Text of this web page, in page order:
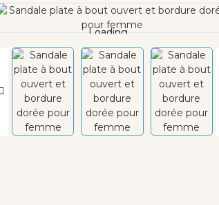
Loading...
Loading...